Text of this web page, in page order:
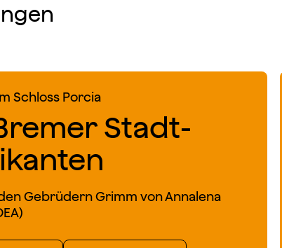
Schloss Porcia
Stadt­
Gebrüdern Grimm von Annalena